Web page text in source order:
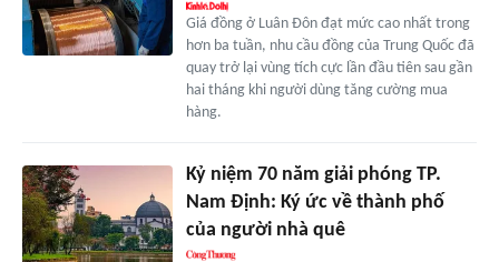
Giá đồng ở Luân Đôn đạt mức cao nhất trong
hơn ba tuần, nhu cầu đồng của Trung Quốc đã
quay trở lại vùng tích cực lần đầu tiên sau gần
hai tháng khi người dùng tăng cường mua
hàng.
Kỷ niệm 70 năm giải phóng TP.
Nam Định: Ký ức về thành phố
của người nhà quê